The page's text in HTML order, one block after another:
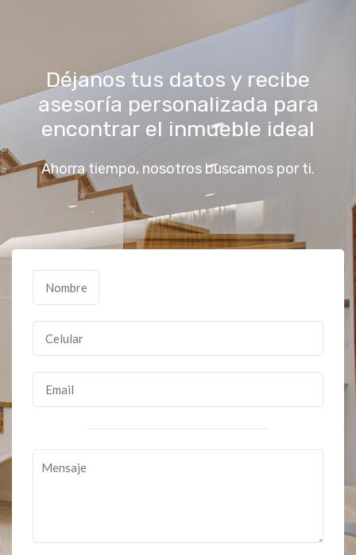
Déjanos tus datos y recibe
asesoría personalizada para
encontrar el inmueble ideal
Ahorra tiempo, nosotros buscamos por ti.